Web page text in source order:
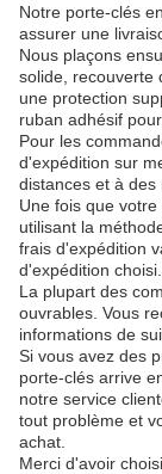
Notre porte-clés
assurer une
Nous plaçons
solide, recouverte
une protection
ruban adhésif
Pour les
d'expédition sur
distances et à des
Une fois que
utilisant la
frais d'expédition
d'expédition choisi..
La plupart des
ouvrables. Vous
informations de
Si vous avez des
porte-clés arrive
notre service
tout problème et
achat.
Merci d'avoir